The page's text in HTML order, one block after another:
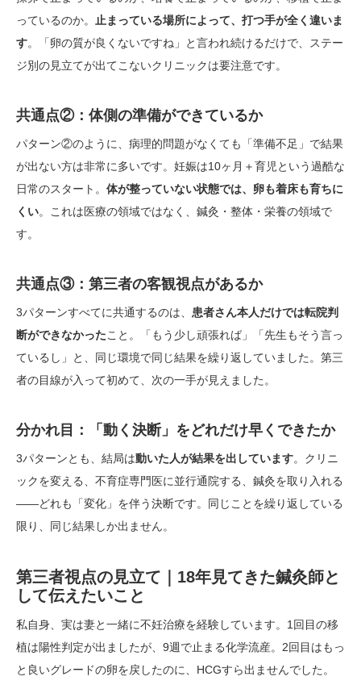
っているのか。
止まっている場所によって、打つ手が全く違いま
す。「卵の質が良くないですね」と言われ続けるだけで、ステー
ジ別の見立てが出てこないクリニックは要注意です。
共通点②：体側の準備ができているか
パターン②のように、病理的問題がなくても「準備不足」で結果
が出ない方は非常に多いです。妊娠は10ヶ月＋育児という過酷な
日常のスタート。 体が整っていない状態では、卵も着床も育ちに
くい。これは医療の領域ではなく、鍼灸・整体・栄養の領域で
す。
共通点③：第三者の客観視点があるか
3パターンすべてに共通するのは、 患者さん本人だけでは転院判
断ができなかったこと。「もう少し頑張れば」「先生もそう言っ
ているし」と、同じ環境で同じ結果を繰り返していました。第三
者の目線が入って初めて、次の一手が見えました。
分かれ目：「動く決断」をどれだけ早くできたか
3パターンとも、結局は動いた人が結果を出しています。クリニ
ックを変える、不育症専門医に並行通院する、鍼灸を取り入れる
——どれも「変化」を伴う決断です。同じことを繰り返している
限り、同じ結果しか出ません。
第三者視点の見立て｜18年見てきた鍼灸師と
して伝えたいこと
私自身、実は妻と一緒に不妊治療を経験しています。1回目の移
植は陽性判定が出ましたが、9週で止まる化学流産。2回目はもっ
と良いグレードの卵を戻したのに、HCGすら出ませんでした。